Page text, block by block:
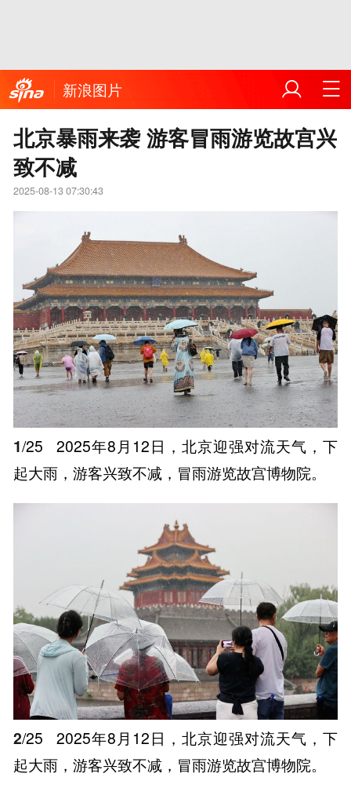
新浪图片
北京暴雨来袭 游客冒雨游览故宫兴
致不减
2025-08-13 07:30:43
1/25
2025年8月12日，北京迎强对流天气，下
起大雨，游客兴致不减，冒雨游览故宫博物院。
2/25
2025年8月12日，北京迎强对流天气，下
起大雨，游客兴致不减，冒雨游览故宫博物院。